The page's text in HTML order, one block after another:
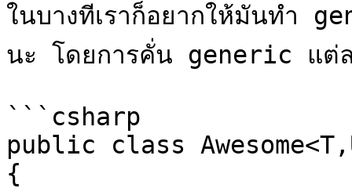
ในบางทีเราก็อยากให้มันทำ
นะ โดยการคั่น generic แต่ล
```csharp
public class
{